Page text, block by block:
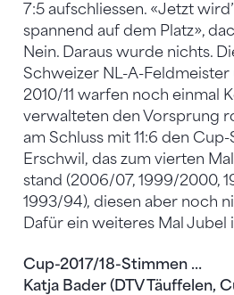
7:5 aufschliessen. «Jetzt
spannend auf dem Platz»,
Nein. Daraus wurde nichts.
Schweizer NL-A-
2010/11 warfen noch einmal
verwalteten den Vorsprung
am Schluss mit 11:6 den
Erschwil, das zum vierten
stand (2006/07, 1999/2000,
1993/94), diesen aber noch
Dafür ein weiteres Mal Jubel
Cup-2017/18-Stimmen …
Katja Bader (DTV Täuffelen,